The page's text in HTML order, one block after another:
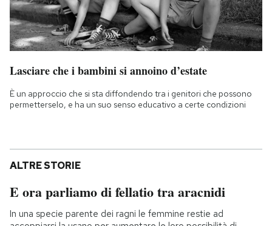
Lasciare che i bambini si annoino d’estate
È un approccio che si sta diffondendo tra i genitori che possono
permetterselo, e ha un suo senso educativo a certe condizioni
ALTRE STORIE
E ora parliamo di fellatio tra aracnidi
In una specie parente dei ragni le femmine restie ad